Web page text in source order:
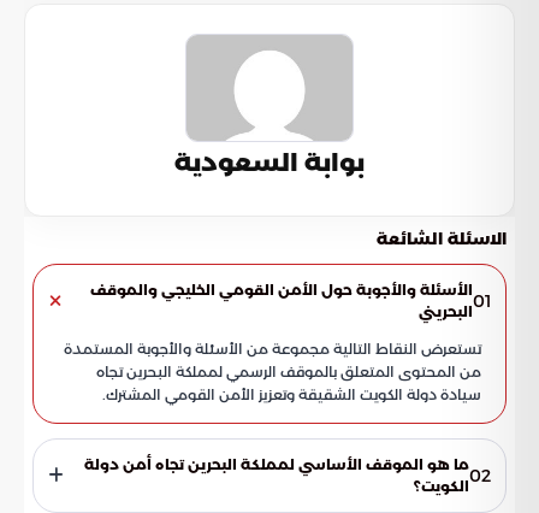
بوابة السعودية
الاسئلة الشائعة
01الأسئلة والأجوبة حول الأمن القومي الخليجي والموقف
البحريني
تستعرض النقاط التالية مجموعة من الأسئلة والأجوبة المستمدة
من المحتوى المتعلق بالموقف الرسمي لمملكة البحرين تجاه
سيادة دولة الكويت الشقيقة وتعزيز الأمن القومي المشترك.
02ما هو الموقف الأساسي لمملكة البحرين تجاه أمن دولة
الكويت؟